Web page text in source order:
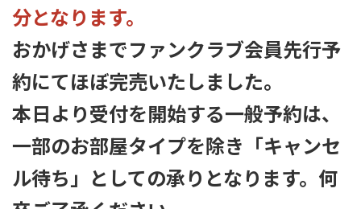
分となります。
おかげさまでファンクラブ会員先行予
約にてほぼ完売いたしました。
本日より受付を開始する一般予約は、
一部のお部屋タイプを除き「キャンセ
ル待ち」としての承りとなります。何